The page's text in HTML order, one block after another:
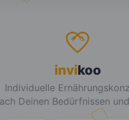
invikoo
Individuelle
Deinen Bedürfnissen